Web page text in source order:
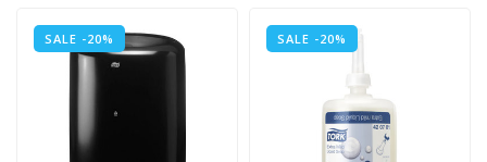
SALE -20% SALE -20%